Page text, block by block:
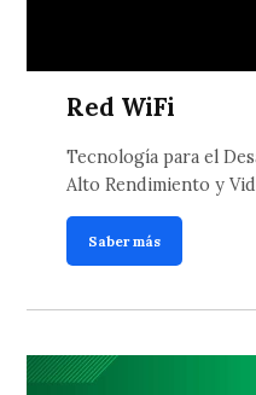
Red WiFi
Tecnología para el
Alto Rendimiento y
Saber más